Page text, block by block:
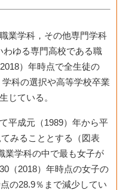
業学科，その他専門学科
わゆる専門高校である職
）年時点で全生徒の
科の選択や高等学校卒業
じている。
平成元（1989）年から平
みることとする（図表
業学科の中で最も女子が
（2018）年時点の女子の
の28.9％まで減少してい